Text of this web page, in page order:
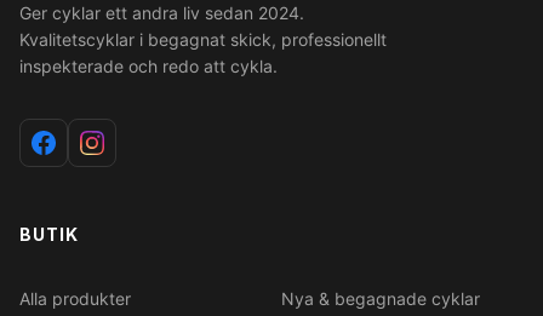
Ger cyklar ett andra liv sedan 2024.
Kvalitetscyklar i begagnat skick, professionellt
inspekterade och redo att cykla.
BUTIK
Alla produkter
Nya & begagnade cyklar